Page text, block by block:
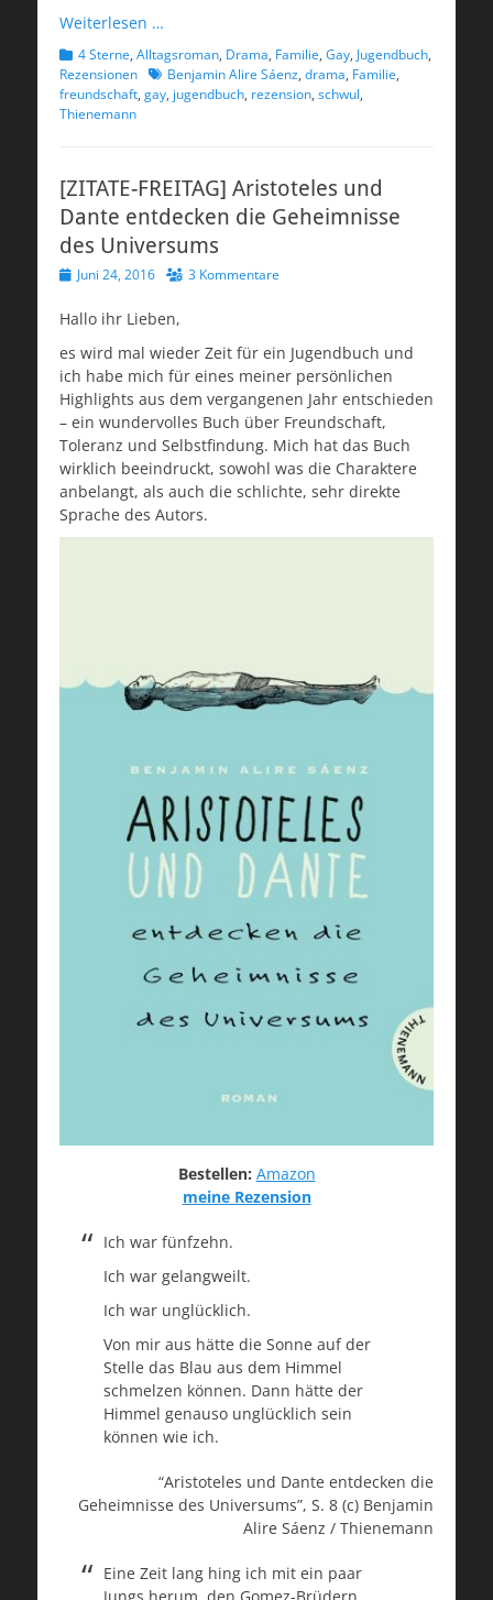
Weiterlesen …
Kategorien
4 Sterne, Alltagsroman, Drama, Familie, Gay, Jugendbuch,
Rezensionen Schlagworte
Benjamin Alire Sáenz, drama, Familie,
freundschaft, gay, jugendbuch, rezension, schwul,
Thienemann
[ZITATE-FREITAG] Aristoteles und
Dante entdecken die Geheimnisse
des Universums
Veröffentlicht
Juni 24, 2016 3 Kommentare
Hallo ihr Lieben,
es wird mal wieder Zeit für ein Jugendbuch und
ich habe mich für eines meiner persönlichen
Highlights aus dem vergangenen Jahr entschieden
– ein wundervolles Buch über Freundschaft,
Toleranz und Selbstfindung. Mich hat das Buch
wirklich beeindruckt, sowohl was die Charaktere
anbelangt, als auch die schlichte, sehr direkte
Sprache des Autors.
Bestellen: Amazon
meine Rezension
Ich war fünfzehn.
Ich war gelangweilt.
Ich war unglücklich.
Von mir aus hätte die Sonne auf der
Stelle das Blau aus dem Himmel
schmelzen können. Dann hätte der
Himmel genauso unglücklich sein
können wie ich.
“Aristoteles und Dante entdecken die
Geheimnisse des Universums”, S. 8 (c) Benjamin
Alire Sáenz / Thienemann
Eine Zeit lang hing ich mit ein paar